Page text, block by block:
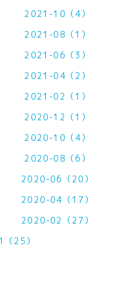
2021-10（4）
2021-08（1）
2021-06（3）
2021-04（2）
2021-02（1）
2020-12（1）
2020-10（4）
2020-08（6）
2020-06（20）
2020-04（17）
2020-02（27）
25）